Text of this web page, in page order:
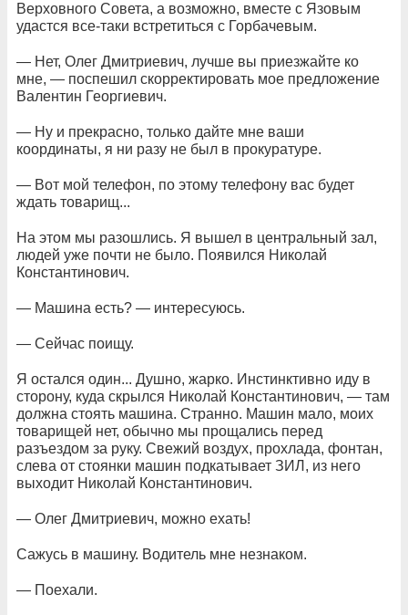
Верховного Совета, а возможно, вместе с Язовым
удастся все-таки встретиться с Горбачевым.
— Нет, Олег Дмитриевич, лучше вы приезжайте ко
мне, — поспешил скорректировать мое предложение
Валентин Георгиевич.
— Ну и прекрасно, только дайте мне ваши
координаты, я ни разу не был в прокуратуре.
— Вот мой телефон, по этому телефону вас будет
ждать товарищ...
На этом мы разошлись. Я вышел в центральный зал,
людей уже почти не было. Появился Николай
Константинович.
— Машина есть? — интересуюсь.
— Сейчас поищу.
Я остался один... Душно, жарко. Инстинктивно иду в
сторону, куда скрылся Николай Константинович, — там
должна стоять машина. Странно. Машин мало, моих
товарищей нет, обычно мы прощались перед
разъездом за руку. Свежий воздух, прохлада, фонтан,
слева от стоянки машин подкатывает ЗИЛ, из него
выходит Николай Константинович.
— Олег Дмитриевич, можно ехать!
Сажусь в машину. Водитель мне незнаком.
— Поехали.